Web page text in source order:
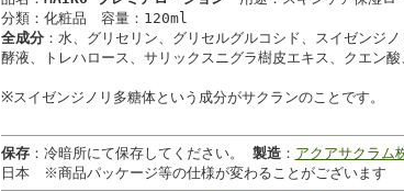
分類：化粧品 容量：120ml
全成分：水、グリセリン、グリセルグルコシド、スイゼンジ
酵液、トレハロース、サリックスニグラ樹皮エキス、クエン酸
※スイゼンジノリ多糖体という成分がサクランのことです。
保存：冷暗所にて保存してください。 製造： アクアサクラム
日本 ※商品パッケージ等の仕様が変わることがございます